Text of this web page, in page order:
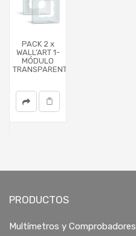
PACK 2 x
WALL’ART 1-
MÓDULO
TRANSPARENTE
PRODUCTOS
Multímetros y Comprobadores